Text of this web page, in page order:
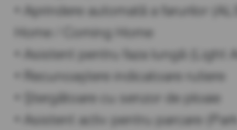
• Aprindere automată a farurilor
Home / Coming Home
• Asistent pentru faza lungă (Light
• Recunoaștere indicatoare rutiere
• Ștergătoare cu senzor de ploaie
• Asistent activ pentru parcare